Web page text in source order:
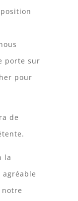
porte sur
pour
de
la
notre